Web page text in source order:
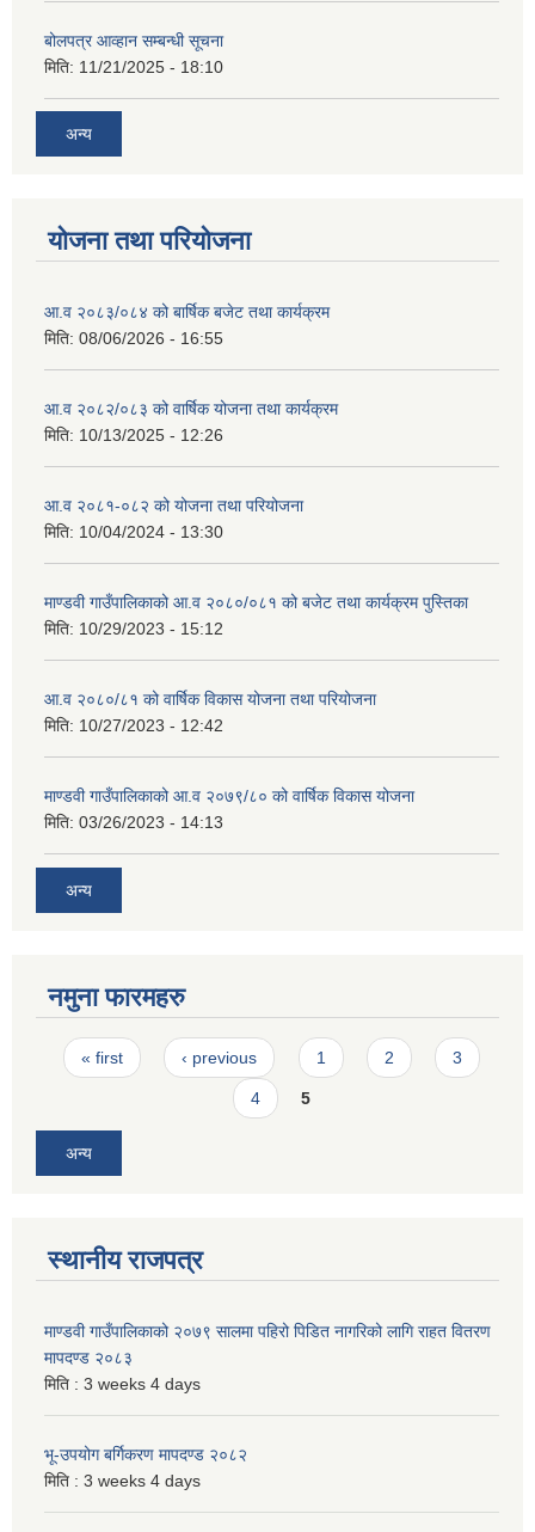
बोलपत्र आव्हान सम्बन्धी सूचना
मिति: 11/21/2025 - 18:10
अन्य
योजना तथा परियोजना
आ.व २०८३/०८४ को बार्षिक बजेट तथा कार्यक्रम
मिति: 08/06/2026 - 16:55
आ.व २०८२/०८३ को वार्षिक योजना तथा कार्यक्रम
मिति: 10/13/2025 - 12:26
आ.व २०८१-०८२ को योजना तथा परियोजना
मिति: 10/04/2024 - 13:30
माण्डवी गाउँपालिकाको आ.व २०८०/०८१ को बजेट तथा कार्यक्रम पुस्तिका
मिति: 10/29/2023 - 15:12
आ.व २०८०/८१ को वार्षिक विकास योजना तथा परियोजना
मिति: 10/27/2023 - 12:42
माण्डवी गाउँपालिकाको आ.व २०७९/८० को वार्षिक विकास योजना
मिति: 03/26/2023 - 14:13
अन्य
नमुना फारमहरु
Pages
« first ‹ previous 1 2 3
4 5
अन्य
स्थानीय राजपत्र
माण्डवी गाउँपालिकाको २०७९ सालमा पहिरो पिडित नागरिको लागि राहत वितरण
मापदण्ड २०८३
मिति : 3 weeks 4 days
भू-उपयोग बर्गिकरण मापदण्ड २०८२
मिति : 3 weeks 4 days